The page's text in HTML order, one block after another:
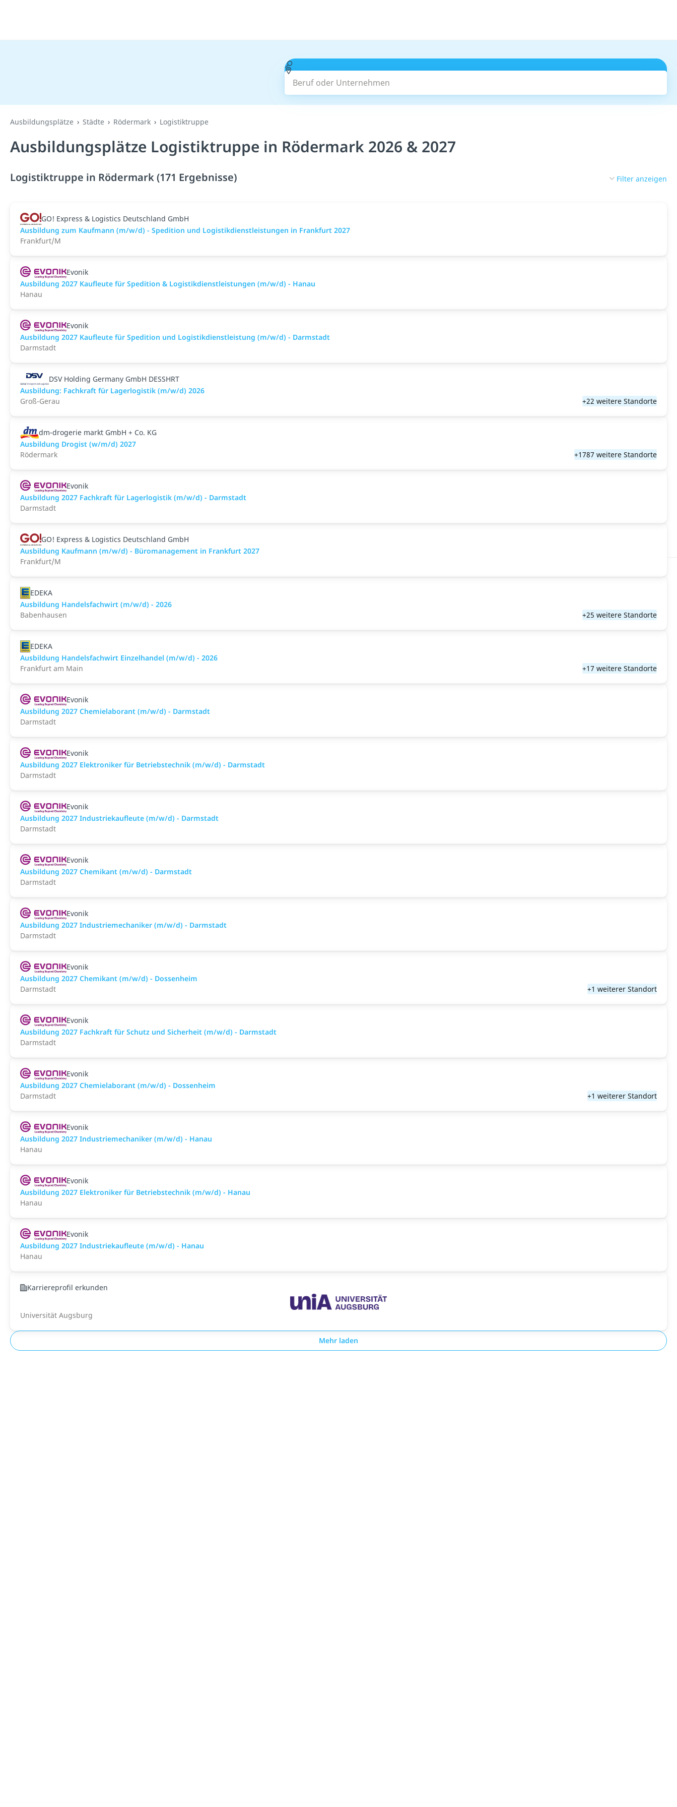
Beruf oder Unternehmen
Ausbildungsplätze Städte Rödermark Logistiktruppe
Ausbildungsplätze Logistiktruppe in Rödermark 2026 & 2027
Logistiktruppe in Rödermark (171 Ergebnisse) Filter anzeigen
GO! Express & Logistics Deutschland GmbH
Ausbildung zum Kaufmann (m/w/d) - Spedition und Logistikdienstleistungen in Frankfurt 2027
Frankfurt/M
Evonik
Ausbildung 2027 Kaufleute für Spedition & Logistikdienstleistungen (m/w/d) - Hanau
Hanau
Evonik
Ausbildung 2027 Kaufleute für Spedition und Logistikdienstleistung (m/w/d) - Darmstadt
Darmstadt
DSV Holding Germany GmbH DESSHRT
Ausbildung: Fachkraft für Lagerlogistik (m/w/d) 2026
Groß-Gerau
+22 weitere Standorte
dm-drogerie markt GmbH + Co. KG
Ausbildung Drogist (w/m/d) 2027
Rödermark
+1787 weitere Standorte
Evonik
Ausbildung 2027 Fachkraft für Lagerlogistik (m/w/d) - Darmstadt
Darmstadt
GO! Express & Logistics Deutschland GmbH
Ausbildung Kaufmann (m/w/d) - Büromanagement in Frankfurt 2027
Frankfurt/M
EDEKA
Ausbildung Handelsfachwirt (m/w/d) - 2026
Babenhausen
+25 weitere Standorte
EDEKA
Ausbildung Handelsfachwirt Einzelhandel (m/w/d) - 2026
Frankfurt am Main
+17 weitere Standorte
Evonik
Ausbildung 2027 Chemielaborant (m/w/d) - Darmstadt
Darmstadt
Evonik
Ausbildung 2027 Elektroniker für Betriebstechnik (m/w/d) - Darmstadt
Darmstadt
Evonik
Ausbildung 2027 Industriekaufleute (m/w/d) - Darmstadt
Darmstadt
Evonik
Ausbildung 2027 Chemikant (m/w/d) - Darmstadt
Darmstadt
Evonik
Ausbildung 2027 Industriemechaniker (m/w/d) - Darmstadt
Darmstadt
Evonik
Ausbildung 2027 Chemikant (m/w/d) - Dossenheim
Darmstadt
+1 weiterer Standort
Evonik
Ausbildung 2027 Fachkraft für Schutz und Sicherheit (m/w/d) - Darmstadt
Darmstadt
Evonik
Ausbildung 2027 Chemielaborant (m/w/d) - Dossenheim
Darmstadt
+1 weiterer Standort
Evonik
Ausbildung 2027 Industriemechaniker (m/w/d) - Hanau
Hanau
Evonik
Ausbildung 2027 Elektroniker für Betriebstechnik (m/w/d) - Hanau
Hanau
Evonik
Ausbildung 2027 Industriekaufleute (m/w/d) - Hanau
Hanau
Karriereprofil erkunden
Universität Augsburg
Mehr laden